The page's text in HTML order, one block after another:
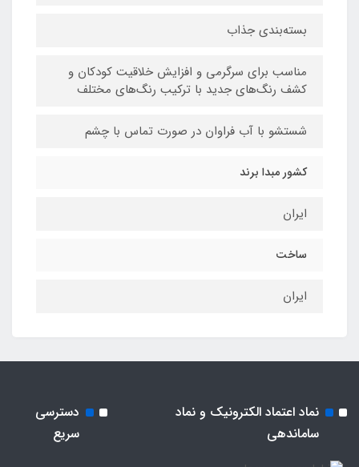
بسته‌بندی جذاب
مناسب برای سرگرمی و افزایش خلاقیت کودکان و
کشف رنگ‌های جدید با ترکیب رنگ‌های مختلف
شستشو با آب فراوان در صورت تماس با چشم
کشور مبدا برند
ایران
ساخت
ایران
نماد اعتماد الکترونیک و نماد
ساماندهی
دسترسی
سریع